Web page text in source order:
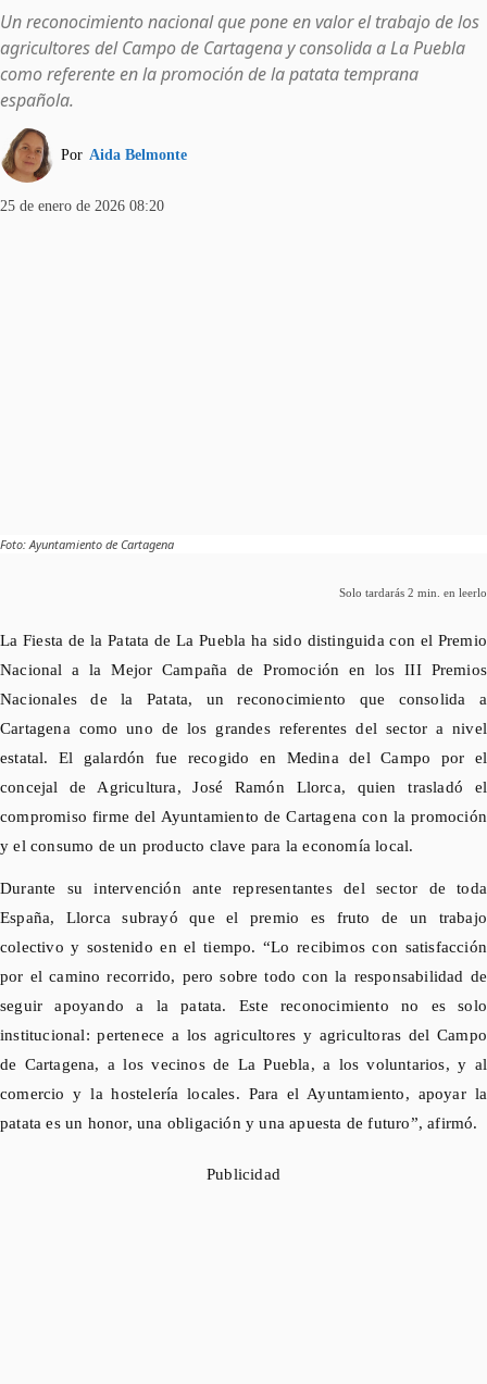
Un reconocimiento nacional que pone en valor el trabajo de los
agricultores del Campo de Cartagena y consolida a La Puebla
como referente en la promoción de la patata temprana
española.
Por Aida Belmonte
25 de enero de 2026 08:20
Foto: Ayuntamiento de Cartagena
Solo tardarás 2 min. en leerlo
La Fiesta de la Patata de La Puebla ha sido distinguida con el Premio
Nacional a la Mejor Campaña de Promoción en los III Premios
Nacionales de la Patata, un reconocimiento que consolida a
Cartagena como uno de los grandes referentes del sector a nivel
estatal. El galardón fue recogido en Medina del Campo por el
concejal de Agricultura, José Ramón Llorca, quien trasladó el
compromiso firme del Ayuntamiento de Cartagena con la promoción
y el consumo de un producto clave para la economía local.
Durante su intervención ante representantes del sector de toda
España, Llorca subrayó que el premio es fruto de un trabajo
colectivo y sostenido en el tiempo. “Lo recibimos con satisfacción
por el camino recorrido, pero sobre todo con la responsabilidad de
seguir apoyando a la patata. Este reconocimiento no es solo
institucional: pertenece a los agricultores y agricultoras del Campo
de Cartagena, a los vecinos de La Puebla, a los voluntarios, y al
comercio y la hostelería locales. Para el Ayuntamiento, apoyar la
patata es un honor, una obligación y una apuesta de futuro”, afirmó.
Publicidad